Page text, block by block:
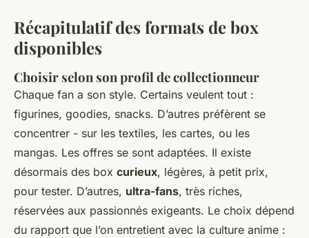
Récapitulatif des formats de box
disponibles
Choisir selon son profil de collectionneur
Chaque fan a son style. Certains veulent tout :
figurines, goodies, snacks. D’autres préfèrent se
concentrer - sur les textiles, les cartes, ou les
mangas. Les offres se sont adaptées. Il existe
désormais des box curieux, légères, à petit prix,
pour tester. D’autres, ultra-fans, très riches,
réservées aux passionnés exigeants. Le choix dépend
du rapport que l’on entretient avec la culture anime :